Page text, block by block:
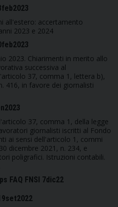
all'estero: accertamento
2023 e 2024
2023. Chiarimenti in merito allo
successiva al
37, comma 1, lettera b),
416, in favore dei giornalisti
37, comma 1, della legge
giornalisti iscritti al Fondo
ai sensi dell'articolo 1, commi
dicembre 2021, n. 234, e
poligrafici. Istruzioni contabili.
FAQ FNSI 7dic22